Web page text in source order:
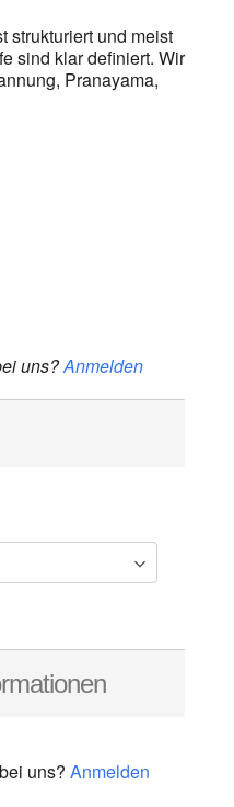
strukturiert und meist
sind klar definiert. Wir
Pranayama,
uns?Anmelden
uns? Anmelden